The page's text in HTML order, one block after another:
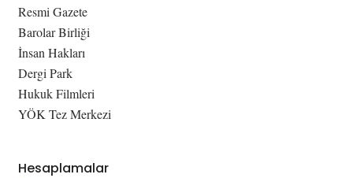
Resmi Gazete
Barolar Birliği
İnsan Hakları
Dergi Park
Hukuk Filmleri
YÖK Tez Merkezi
Hesaplamalar